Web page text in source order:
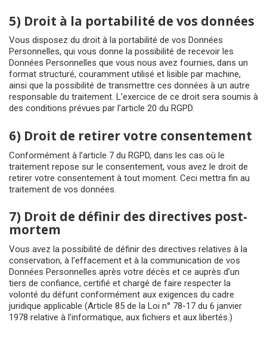
5) Droit à la portabilité de vos données
Vous disposez du droit à la portabilité de vos Données
Personnelles, qui vous donne la possibilité de recevoir les
Données Personnelles que vous nous avez fournies, dans un
format structuré, couramment utilisé et lisible par machine,
ainsi que la possibilité de transmettre ces données à un autre
responsable du traitement. L’exercice de ce droit sera soumis à
des conditions prévues par l’article 20 du RGPD.
6) Droit de retirer votre consentement
Conformément à l’article 7 du RGPD, dans les cas où le
traitement repose sur le consentement, vous avez le droit de
retirer votre consentement à tout moment. Ceci mettra fin au
traitement de vos données.
7) Droit de définir des directives post-
mortem
Vous avez la possibilité de définir des directives relatives à la
conservation, à l’effacement et à la communication de vos
Données Personnelles après votre décès et ce auprès d’un
tiers de confiance, certifié et chargé de faire respecter la
volonté du défunt conformément aux exigences du cadre
juridique applicable (Article 85 de la Loi n° 78-17 du 6 janvier
1978 relative à l’informatique, aux fichiers et aux libertés.)